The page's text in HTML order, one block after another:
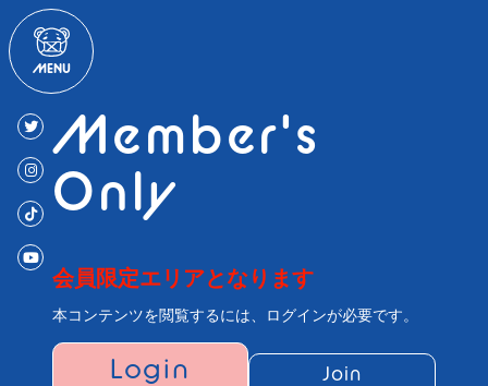
Member's
Only
会員限定エリアとなります
本コンテンツを閲覧するには、ログインが必要です。
Login Join